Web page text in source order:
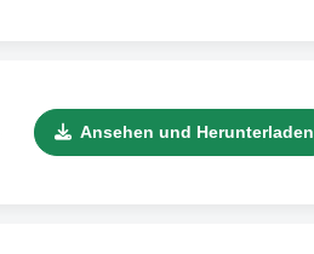
Ansehen und Herunterladen